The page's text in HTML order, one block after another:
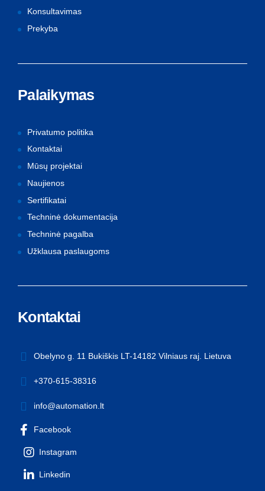
Konsultavimas
Prekyba
Palaikymas
Privatumo politika
Kontaktai
Mūsų projektai
Naujienos
Sertifikatai
Techninė dokumentacija
Techninė pagalba
Užklausa paslaugoms
Kontaktai
Obelyno g. 11 Bukiškis LT-14182 Vilniaus raj. Lietuva
+370-615-38316
info@automation.lt
Facebook
Instagram
Linkedin